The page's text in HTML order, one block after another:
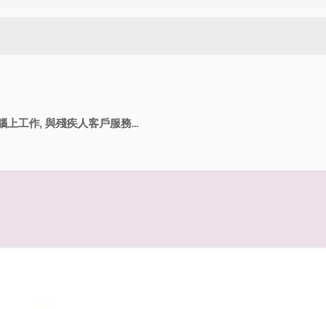
殘疾女性通話中心代理人, 替換了機械手臂, 在筆記型電腦上工作, 與殘疾人客戶服務人員聊天